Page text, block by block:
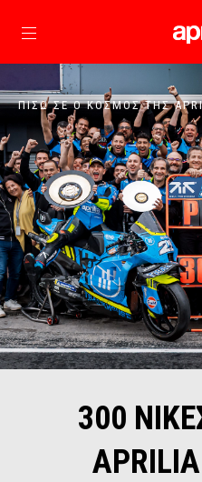
ΠΊΣΩ ΣΕ Ο ΚΌΣΜΟΣ ΤΗΣ
300